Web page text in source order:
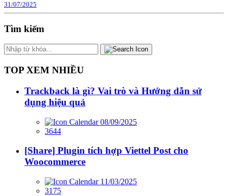
31/07/2025
Tìm kiếm
TOP XEM NHIỀU
Trackback là gì? Vai trò và Hướng dẫn sử
dụng hiệu quả
08/09/2025
3644
[Share] Plugin tích hợp Viettel Post cho
Woocommerce
11/03/2025
3175